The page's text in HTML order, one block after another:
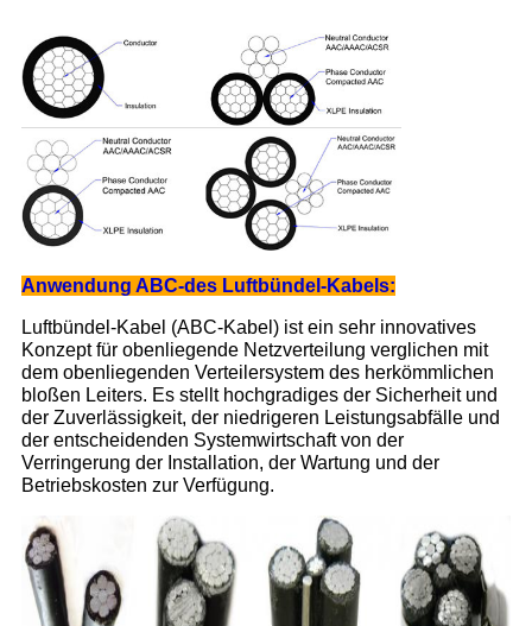
Anwendung ABC-des Luftbündel-Kabels:
Luftbündel-Kabel (ABC-Kabel) ist ein sehr innovatives
Konzept für obenliegende Netzverteilung verglichen mit
dem obenliegenden Verteilersystem des herkömmlichen
bloßen Leiters. Es stellt hochgradiges der Sicherheit und
der Zuverlässigkeit, der niedrigeren Leistungsabfälle und
der entscheidenden Systemwirtschaft von der
Verringerung der Installation, der Wartung und der
Betriebskosten zur Verfügung.